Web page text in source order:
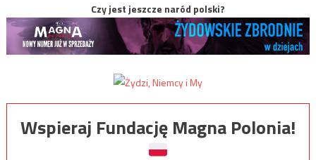
Czy jest jeszcze naród polski?
Wspieraj Fundację Magna Polonia!